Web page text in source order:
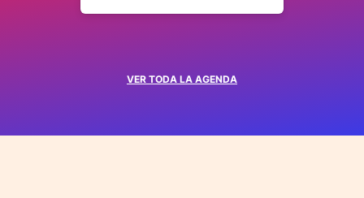
VER TODA LA AGENDA